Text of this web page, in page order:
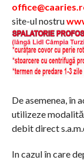
site-ul nostru
De asemenea, în
utilizeze
debit direct
In cazul în care